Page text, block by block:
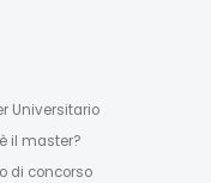
Universitario
il master?
di concorso